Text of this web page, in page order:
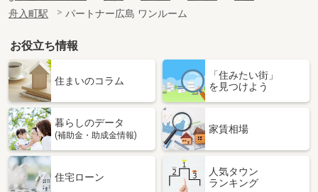
舟入町駅
パートナー広島 ワンルーム
お役立ち情報
住まいのコラム
「住みたい街」
を見つけよう
暮らしのデータ
(補助金・助成金情報)
家賃相場
住宅ローン
人気タウン
ランキング